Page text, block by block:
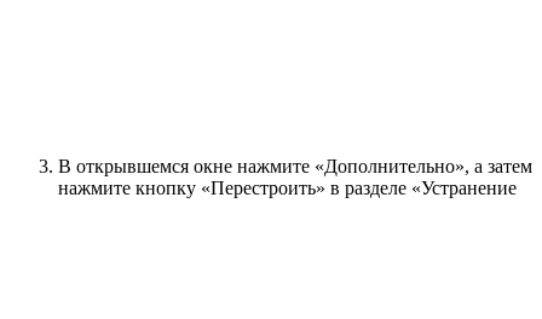
В открывшемся окне нажмите «Дополнительно», а затем
нажмите кнопку «Перестроить» в разделе «Устранение